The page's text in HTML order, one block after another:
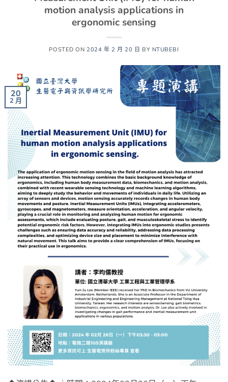
motion analysis applications in
ergonomic sensing
POSTED ON 2024 年 2 月 20 日 BY NTUBEBI
20
2 月